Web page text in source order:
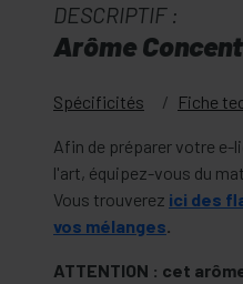
DESCRIPTIF :
Arôme
Spécificités Fiche
Afin de préparer votre e-
l'art, équipez-vous du
Vous trouverez ici des
vos mélanges.
ATTENTION : cet